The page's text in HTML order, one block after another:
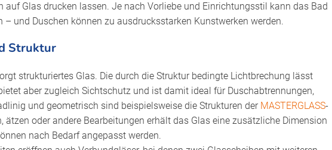
Glas drucken lassen. Je nach Vorliebe und Einrichtungsstil kann das Bad
und Duschen können zu ausdrucksstarken Kunstwerken werden.
Struktur
strukturiertes Glas. Die durch die Struktur bedingte Lichtbrechung lässt
aber zugleich Sichtschutz und ist damit ideal für Duschabtrennungen,
und geometrisch sind beispielsweise die Strukturen der MASTERGLASS-
ätzen oder andere Bearbeitungen erhält das Glas eine zusätzliche Dimension
nach Bedarf angepasst werden.